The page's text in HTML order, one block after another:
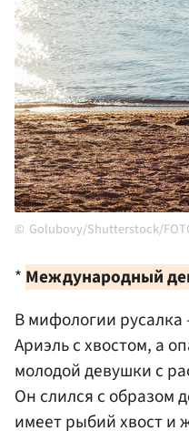
Golubovy/Shutterstock/
* Международный
В мифологии русалка
Ариэль с хвостом, а
молодой девушки с
Он слился с образом
имеет рыбий хвост и